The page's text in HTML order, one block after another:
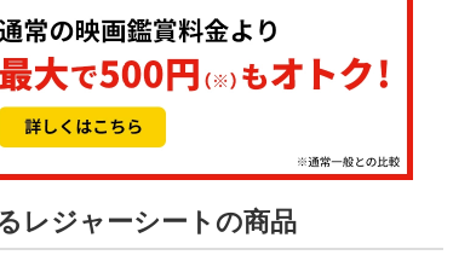
レジャーシートの商品